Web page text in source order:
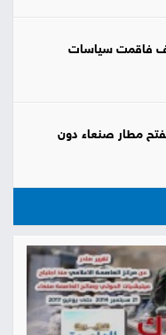
فاقمت سياسات
مطار صنعاء دون